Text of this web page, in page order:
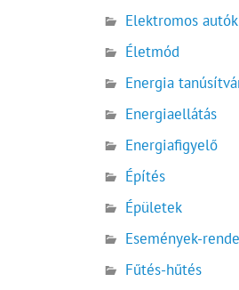
Elektromos autók
Életmód
Energia
Energiaellátás
Energiafigyelő
Építés
Épületek
Események-
Fűtés-hűtés